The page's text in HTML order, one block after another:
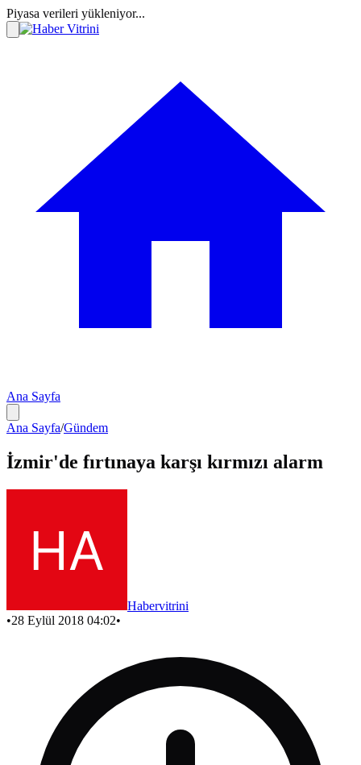
Piyasa verileri yükleniyor...
Ana Sayfa
Ana Sayfa/Gündem
İzmir'de fırtınaya karşı kırmızı alarm
Habervitrini
•28 Eylül 2018 04:02•